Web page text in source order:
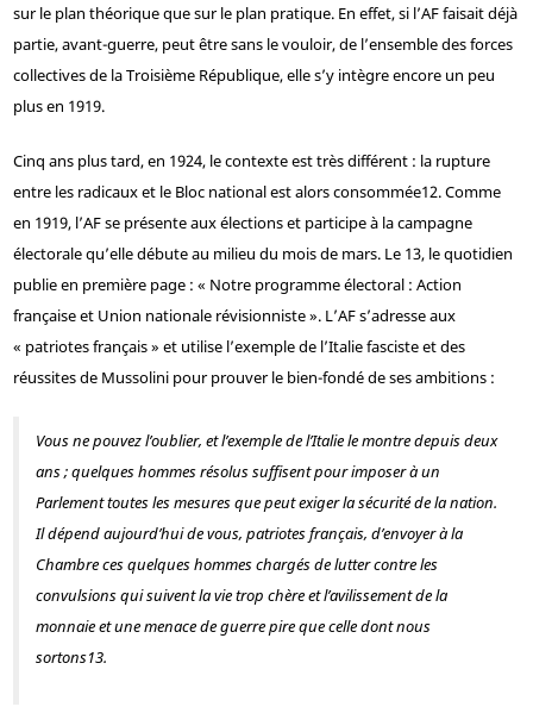
sur le plan théorique que sur le plan pratique. En effet, si l’AF faisait déjà
partie, avant-guerre, peut être sans le vouloir, de l’ensemble des forces
collectives de la Troisième République, elle s’y intègre encore un peu
plus en 1919.
Cinq ans plus tard, en 1924, le contexte est très différent : la rupture
entre les radicaux et le Bloc national est alors consommée12. Comme
en 1919, l’AF se présente aux élections et participe à la campagne
électorale qu’elle débute au milieu du mois de mars. Le 13, le quotidien
publie en première page : « Notre programme électoral : Action
française et Union nationale révisionniste ». L’AF s’adresse aux
« patriotes français » et utilise l’exemple de l’Italie fasciste et des
réussites de Mussolini pour prouver le bien-fondé de ses ambitions :
Vous ne pouvez l’oublier, et l’exemple de l’Italie le montre depuis deux
ans ; quelques hommes résolus suffisent pour imposer à un
Parlement toutes les mesures que peut exiger la sécurité de la nation.
Il dépend aujourd’hui de vous, patriotes français, d’envoyer à la
Chambre ces quelques hommes chargés de lutter contre les
convulsions qui suivent la vie trop chère et l’avilissement de la
monnaie et une menace de guerre pire que celle dont nous
sortons13.